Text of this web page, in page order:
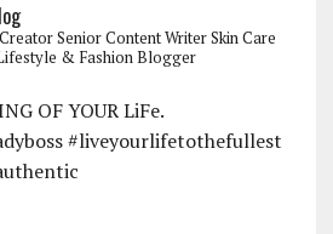
Senior Content WriterSkin Care
& Fashion Blogger